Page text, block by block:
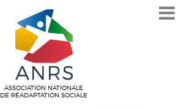
L’ASSOCIATION
HISTORIQUE
VALEURS ET ENGAGEMENT
ASSOCIATIF
ASSOCIATION NATIONALE
DE RÉADAPTATION SOCIALE